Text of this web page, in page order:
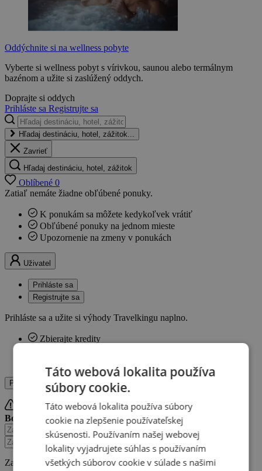
Oddýchnite si na wellness pobyte
Vyberte si wellness pobyt s vírivkou, saunou alebo termálnym
bazénom a užite si zaslúžený oddych.
Doprajte si oddych
Prihláste sa Registrujte sa
Hľadaj destináciu, hotel, zážitok...
Zavrieť
Hľadaj destináciu, hotel, zážitok
Oblíbené 0
Zatiaľ nemáte žiadne obľúbené ponuky.
K ponukám sa môžete kedykoľvek vrátiť
Obľúbené ponuky na jednom mieste
Upozornenie na zmeny v ponukách
Uživatel
Prihláste sa
Registrujte sa
Prihláste sa a užite si výhody Travelkingu naplno.
Zbierajte kredity
Prihláste sa Registrujte sa
Bohužiaľ, tieto údaje nie sú správne.Zabudli ste heslo?
Zabudli ste heslo?Získajte nové!
Táto webová lokalita používa
súbory cookie.
Táto webová lokalita používa súbory
cookie na zlepšenie používateľskej
skúsenosti. Používaním našej webovej
lokality vyjadrujete súhlas s používaním
všetkých súborov cookie v súlade s našimi